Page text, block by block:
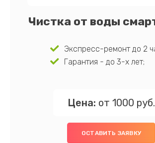
Чистка от воды
Экспресс-ремонт до 2
Гарантия - до 3-х лет;
Цена: от 1000 руб.
ОСТАВИТЬ ЗАЯВКУ